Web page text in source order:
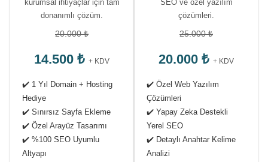
kurumsal ihtiyaçlar için tam
donanımlı çözüm.
20.000 ₺
14.500 ₺ + KDV
✔️ 1 Yıl Domain + Hosting
Hediye
✔️ Sınırsız Sayfa Ekleme
✔️ Özel Arayüz Tasarımı
✔️ %100 SEO Uyumlu
Altyapı
SEO ve özel yazılım
çözümleri.
25.000 ₺
20.000 ₺ + KDV
✔️ Özel Web Yazılım
Çözümleri
✔️ Yapay Zeka Destekli
Yerel SEO
✔️ Detaylı Anahtar Kelime
Analizi